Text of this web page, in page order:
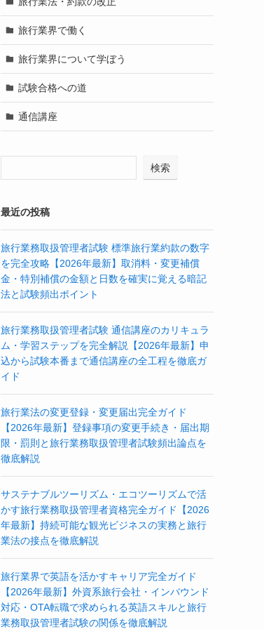
旅行業界で働く
旅行業界について学ぼう
試験合格への道
通信講座
検索
最近の投稿
旅行業務取扱管理者試験 標準旅行業約款の数字
を完全攻略【2026年最新】取消料・変更補償
金・特別補償の金額と日数を確実に覚える暗記
法と試験頻出ポイント
旅行業務取扱管理者試験 通信講座のカリキュラ
ム・学習ステップを完全解説【2026年最新】申
込から試験本番まで通信講座の全工程を徹底ガ
イド
旅行業法の変更登録・変更届出完全ガイド
【2026年最新】登録事項の変更手続き・届出期
限・罰則と旅行業務取扱管理者試験頻出論点を
徹底解説
サステナブルツーリズム・エコツーリズムで活
かす旅行業務取扱管理者資格完全ガイド【2026
年最新】持続可能な観光ビジネスの実務と旅行
業法の接点を徹底解説
旅行業界で英語を活かすキャリア完全ガイド
【2026年最新】外資系旅行会社・インバウンド
対応・OTA転職で求められる英語スキルと旅行
業務取扱管理者試験の関係を徹底解説